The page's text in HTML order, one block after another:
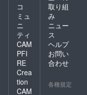
コ
ミュ
ニ
ティ
CAM
PFI
RE
Crea
tion
CAM
取り組
み
ニュー
ス
ヘルプ
お問い
合わせ
各種規定